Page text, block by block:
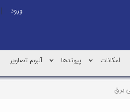
ورود |
امکانات پیوندها آلبوم تصاویر